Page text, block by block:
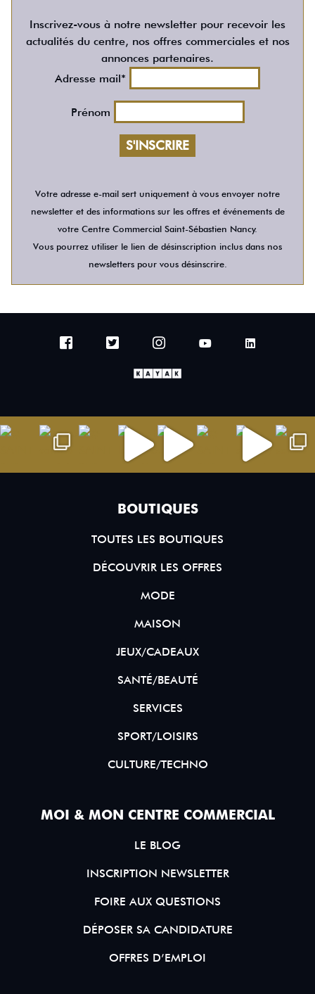
Inscrivez-vous à notre newsletter pour recevoir les
actualités du centre, nos offres commerciales et nos
annonces partenaires.
Adresse mail*
Prénom
Votre adresse e-mail sert uniquement à vous envoyer notre
newsletter et des informations sur les offres et événements de
votre Centre Commercial Saint-Sébastien Nancy.
Vous pourrez utiliser le lien de désinscription inclus dans nos
newsletters pour vous désinscrire.
BOUTIQUES
TOUTES LES BOUTIQUES
DÉCOUVRIR LES OFFRES
MODE
MAISON
JEUX/CADEAUX
SANTÉ/BEAUTÉ
SERVICES
SPORT/LOISIRS
CULTURE/TECHNO
MOI & MON CENTRE COMMERCIAL
LE BLOG
INSCRIPTION NEWSLETTER
FOIRE AUX QUESTIONS
DÉPOSER SA CANDIDATURE
OFFRES D’EMPLOI